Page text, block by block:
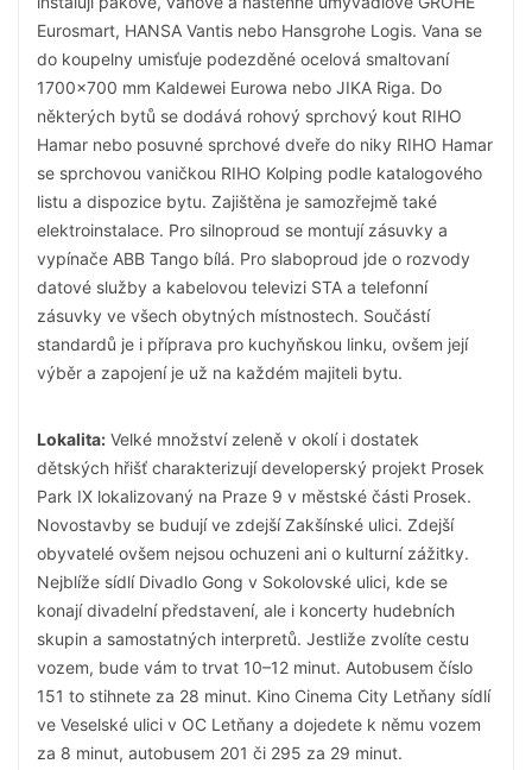
Eurosmart, HANSA Vantis nebo Hansgrohe Logis. Vana se
do koupelny umisťuje podezděné ocelová smaltovaní
1700x700 mm Kaldewei Eurowa nebo JIKA Riga. Do
některých bytů se dodává rohový sprchový kout RIHO
Hamar nebo posuvné sprchové dveře do niky RIHO Hamar
se sprchovou vaničkou RIHO Kolping podle katalogového
listu a dispozice bytu. Zajištěna je samozřejmě také
elektroinstalace. Pro silnoproud se montují zásuvky a
vypínače ABB Tango bílá. Pro slaboproud jde o rozvody
datové služby a kabelovou televizi STA a telefonní
zásuvky ve všech obytných místnostech. Součástí
standardů je i příprava pro kuchyňskou linku, ovšem její
výběr a zapojení je už na každém majiteli bytu.
Lokalita: Velké množství zeleně v okolí i dostatek
dětských hřišť charakterizují developerský projekt Prosek
Park IX lokalizovaný na Praze 9 v městské části Prosek.
Novostavby se budují ve zdejší Zakšínské ulici. Zdejší
obyvatelé ovšem nejsou ochuzeni ani o kulturní zážitky.
Nejblíže sídlí Divadlo Gong v Sokolovské ulici, kde se
konají divadelní představení, ale i koncerty hudebních
skupin a samostatných interpretů. Jestliže zvolíte cestu
vozem, bude vám to trvat 10–12 minut. Autobusem číslo
151 to stihnete za 28 minut. Kino Cinema City Letňany sídlí
ve Veselské ulici v OC Letňany a dojedete k němu vozem
za 8 minut, autobusem 201 či 295 za 29 minut.